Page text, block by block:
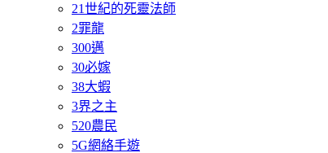
21世紀的死靈法師
2罪龍
300邁
30必嫁
38大蝦
3界之主
520農民
5G網絡手遊